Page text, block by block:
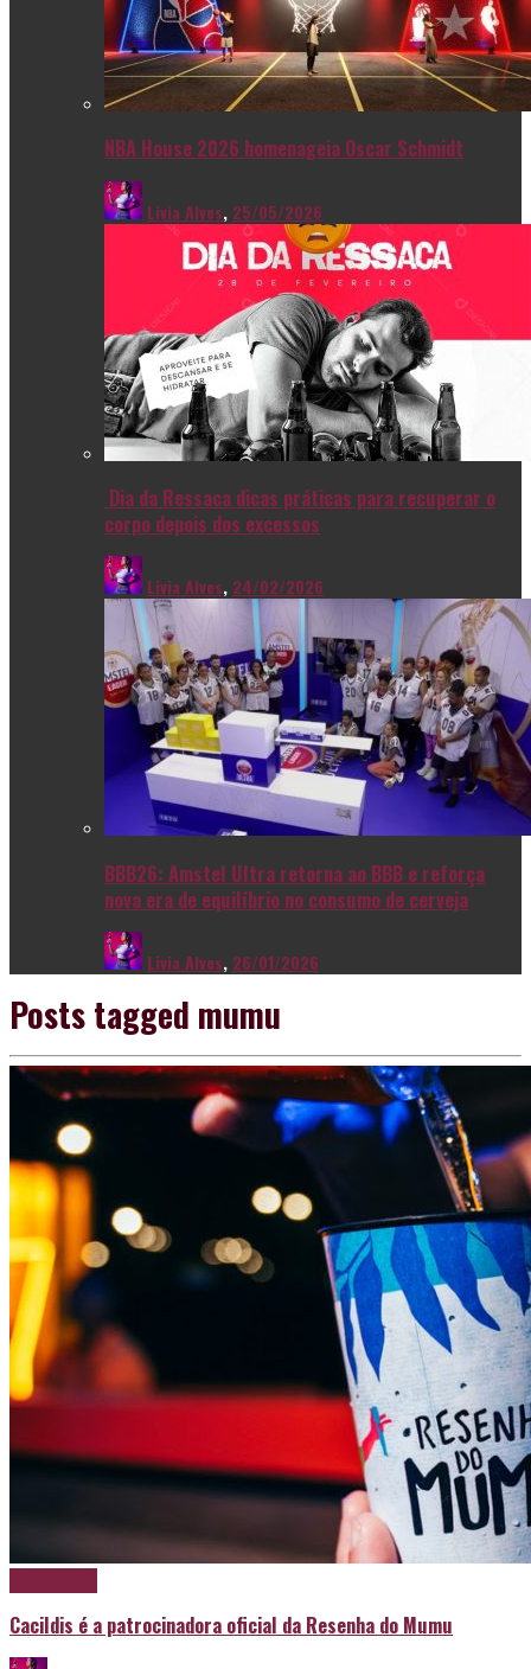
NBA House 2026 homenageia Oscar Schmidt
Livia Alves, 25/05/2026
Dia da Ressaca dicas práticas para recuperar o
corpo depois dos excessos
Livia Alves, 24/02/2026
BBB26: Amstel Ultra retorna ao BBB e reforça
nova era de equilíbrio no consumo de cerveja
Livia Alves, 26/01/2026
Posts tagged mumu
Cacildis é a patrocinadora oficial da Resenha do Mumu